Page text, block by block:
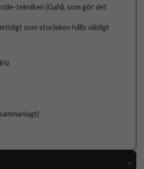
tekniken (GaN), som gör det
som storleken hålls väldigt